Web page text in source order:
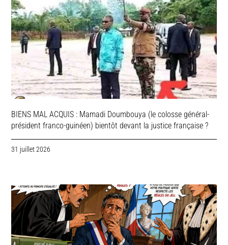
BIENS MAL ACQUIS : Mamadi Doumbouya (le colosse général-
président franco-guinéen) bientôt devant la justice française ?
31 juillet 2026